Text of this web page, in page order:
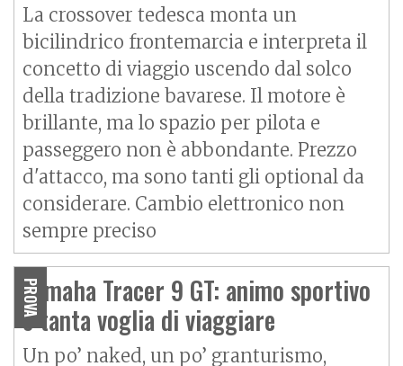
La crossover tedesca monta un
bicilindrico frontemarcia e interpreta il
concetto di viaggio uscendo dal solco
della tradizione bavarese. Il motore è
brillante, ma lo spazio per pilota e
passeggero non è abbondante. Prezzo
d'attacco, ma sono tanti gli optional da
considerare. Cambio elettronico non
sempre preciso
PROVA
Yamaha Tracer 9 GT: animo sportivo
e tanta voglia di viaggiare
Un po’ naked, un po’ granturismo,